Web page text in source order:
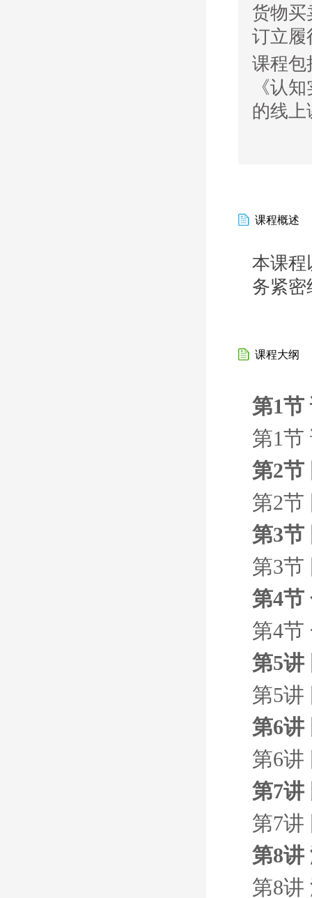
货物买
订立履
课程包
《认
的线上
课程概述
本课程
务紧密
课程大纲
第1节
第1节
第2节
第2节
第3节
第3节
第4节
第4节
第5讲
第5讲
第6讲
第6讲
第7讲
第7讲
第8讲
第8讲